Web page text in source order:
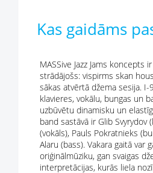
Kas gaidāms
MASSive Jazz Jams koncepts
strādājošs: vispirms skan
sākas atvērtā džema sesija.
klavieres, vokālu, bungas un
uzbūvētu dinamisku un
band sastāvā ir Glib Svyrydov
(vokāls), Pauls Pokratnieks
Alaru (bass). Vakara gaitā var
oriģinālmūziku, gan svaigas
interpretācijas, kurās liela